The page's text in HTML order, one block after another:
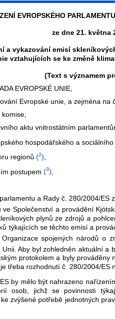
EVROPSKÉHO
ze dne 21. května
a vykazování emisí
vztahujících se ke změně
(Text s významem
EVROPSKÉ UNIE,
Evropské unie, a zejména na
aktu vnitrostátním
hospodářského a
regionů (2)
postupem (3)
a Rady č. 280/2004/
Společenství a provádění
plynů ze zdrojů a
týkajících se těchto emisí a
spojených národů o
Unii. Aby byl zohledněn aktuální a
protokolem a byly
třeba rozhodnutí č. 280/2004/ES
by mělo být nahrazeno
osob, jichž se povinnosti
zvýšené potřebě jednotných
náhrady
škody